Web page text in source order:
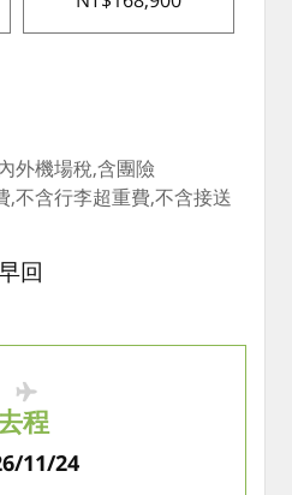
外機場稅,含團險
,不含行李超重費,不含接送
回
程
11/24